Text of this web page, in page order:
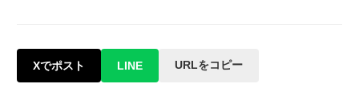
Xでポスト LINE URLをコピー